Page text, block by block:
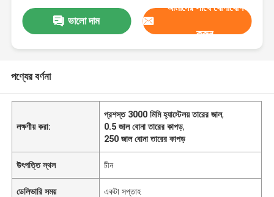
ভালো দাম
আমাদের সাথে যোগাযোগ
করুন
পণ্যের বর্ণনা
লক্ষণীয় করা:
প্রশস্ত 3000 মিমি হ্যাস্টেলয় তারের জাল,
0.5 জাল বোনা তারের কাপড়,
250 জাল বোনা তারের কাপড়
উৎপত্তি স্থল চীন
ডেলিভারি সময় একটা সপ্তাহ